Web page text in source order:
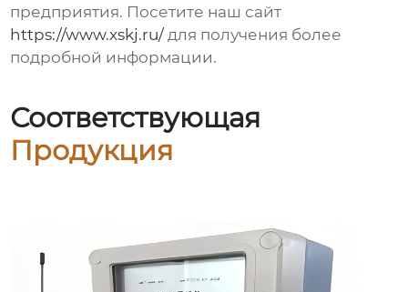
предприятия. Посетите наш сайт
https://www.xskj.ru/ для получения более
подробной информации.
Соответствующая
Продукция